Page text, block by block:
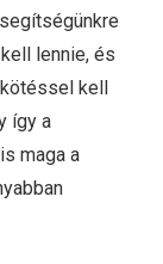
lennie, és
kell
így a
maga a